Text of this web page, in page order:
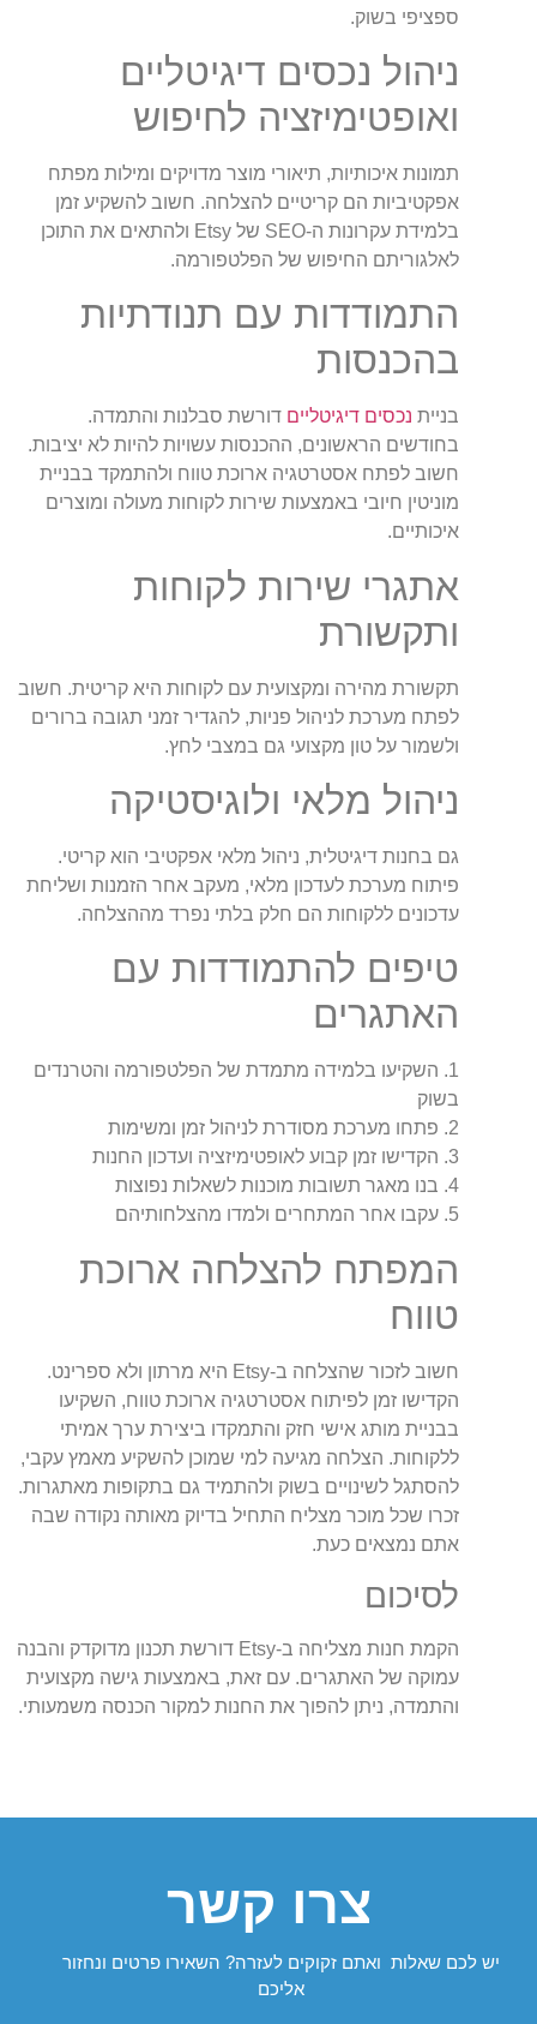
ספציפי בשוק.
ניהול נכסים דיגיטליים
ואופטימיזציה לחיפוש
תמונות איכותיות, תיאורי מוצר מדויקים ומילות מפתח
אפקטיביות הם קריטיים להצלחה. חשוב להשקיע זמן
בלמידת עקרונות ה-SEO של Etsy ולהתאים את התוכן
לאלגוריתם החיפוש של הפלטפורמה.
התמודדות עם תנודתיות
בהכנסות
בניית נכסים דיגיטליים דורשת סבלנות והתמדה.
בחודשים הראשונים, ההכנסות עשויות להיות לא יציבות.
חשוב לפתח אסטרטגיה ארוכת טווח ולהתמקד בבניית
מוניטין חיובי באמצעות שירות לקוחות מעולה ומוצרים
איכותיים.
אתגרי שירות לקוחות
ותקשורת
תקשורת מהירה ומקצועית עם לקוחות היא קריטית. חשוב
לפתח מערכת לניהול פניות, להגדיר זמני תגובה ברורים
ולשמור על טון מקצועי גם במצבי לחץ.
ניהול מלאי ולוגיסטיקה
גם בחנות דיגיטלית, ניהול מלאי אפקטיבי הוא קריטי.
פיתוח מערכת לעדכון מלאי, מעקב אחר הזמנות ושליחת
עדכונים ללקוחות הם חלק בלתי נפרד מההצלחה.
טיפים להתמודדות עם
האתגרים
1. השקיעו בלמידה מתמדת של הפלטפורמה והטרנדים
בשוק
2. פתחו מערכת מסודרת לניהול זמן ומשימות
3. הקדישו זמן קבוע לאופטימיזציה ועדכון החנות
4. בנו מאגר תשובות מוכנות לשאלות נפוצות
5. עקבו אחר המתחרים ולמדו מהצלחותיהם
המפתח להצלחה ארוכת
טווח
חשוב לזכור שהצלחה ב-Etsy היא מרתון ולא ספרינט.
הקדישו זמן לפיתוח אסטרטגיה ארוכת טווח, השקיעו
בבניית מותג אישי חזק והתמקדו ביצירת ערך אמיתי
ללקוחות. הצלחה מגיעה למי שמוכן להשקיע מאמץ עקבי,
להסתגל לשינויים בשוק ולהתמיד גם בתקופות מאתגרות.
זכרו שכל מוכר מצליח התחיל בדיוק מאותה נקודה שבה
אתם נמצאים כעת.
לסיכום
הקמת חנות מצליחה ב-Etsy דורשת תכנון מדוקדק והבנה
עמוקה של האתגרים. עם זאת, באמצעות גישה מקצועית
והתמדה, ניתן להפוך את החנות למקור הכנסה משמעותי.
צרו קשר
יש לכם שאלות ואתם זקוקים לעזרה? השאירו פרטים ונחזור
אליכם